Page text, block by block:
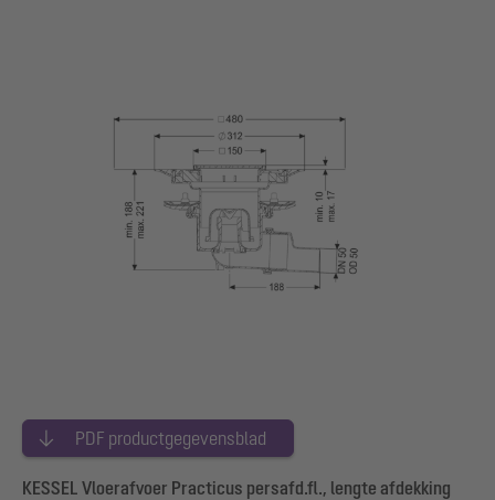
PDF productgegevensblad
KESSEL Vloerafvoer Practicus persafd.fl., lengte afdekking